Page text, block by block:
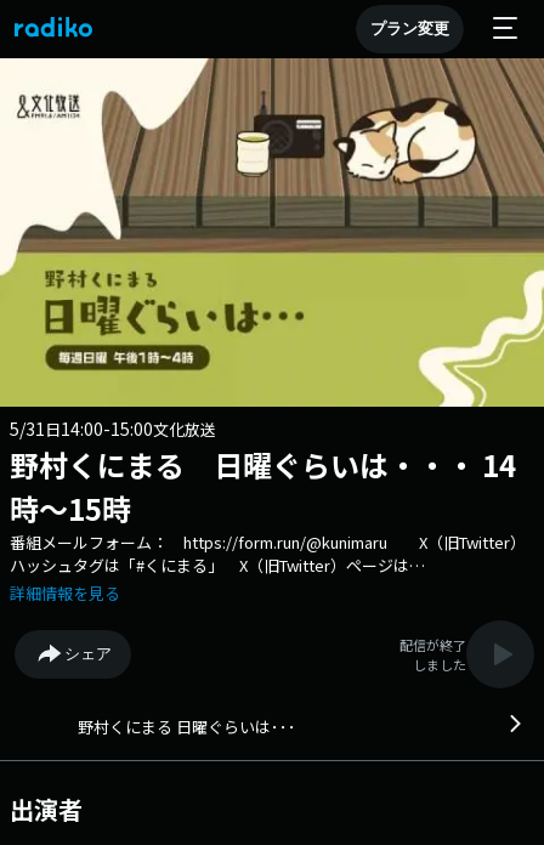
プラン変更
5/31 日14:00-15:00文化放送
野村くにまる 日曜ぐらいは・・・ 14
時～15時
番組メールフォーム： https://form.run/@kunimaru X（旧Twitter）
ハッシュタグは「#くにまる」 X（旧Twitter）ページは
「https://x.com/kunimaru_joqr」 「日曜ぐらいはゆっくりした
い…」など、一週間の中でそれぞれ特別なことを思う日曜日。 日曜な
らではの、それぞれの過ごし方をみんなで共有し、明日からの一週間を気
分新たに迎えられるよう、ゆったりとした空間をお届けする3時間で
ニュースを話しながら、リスナーの意見や感想も交え、みんなでリラック
送」 文化放送公式facebookページは
「https://www.facebook.com/1134joqr」 文化放送公式LINEは
詳細情報を見る
シェア
配信が終了
しました
野村くにまる 日曜ぐらいは･･･
出演者